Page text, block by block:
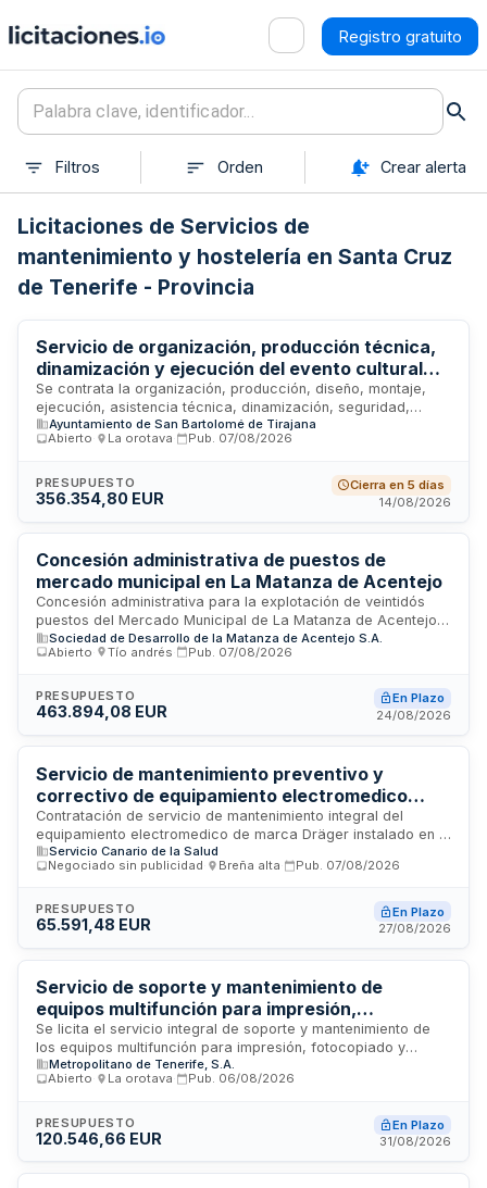
Registro gratuito
Filtros Orden Crear alerta
Licitaciones de Servicios de
mantenimiento y hostelería en Santa Cruz
de Tenerife - Provincia
Servicio de organización, producción técnica,
dinamización y ejecución del evento cultural
juvenil Maspaterror 2026 del Ayuntamiento de
San Bartolomé de Tirajana
Se contrata la organización, producción, diseño, montaje,
ejecución, asistencia técnica, dinamización, seguridad,
prevención, infraestructuras auxiliares, atención al público,
catering y desmontaje del evento juvenil y cultural
Bartolomé de Tirajana licita este servicio mediante división
en seis lotes funcionales que abarcan producción técnica,
infraestructuras temporales y atención al público. La
prestación incluye cobertura integral de todas las zonas del
evento, equipamiento profesional, personal técnico
especializado y servicios complementarios necesarios para
el desarrollo correcto del evento.
Ayuntamiento de San Bartolomé de Tirajana
Abierto
La orotava Pub. 07/08/2026
PRESUPUESTO
356.354,80 EUR
Cierra en 5 días
14/08/2026
Concesión administrativa de puestos de
mercado municipal en La Matanza de Acentejo
Concesión administrativa para la explotación de veintidós
puestos del Mercado Municipal de La Matanza de Acentejo,
ubicado en la Carretera General del Norte. La Sociedad de
Desarrollo de La Matanza de Acentejo licita el uso privativo
gastronómico y de alimentación, incluyendo la realización de
obras de adecuación y puesta en funcionamiento
Sociedad de Desarrollo de la Matanza de Acentejo S.A.
Abierto
Tío andrés Pub. 07/08/2026
PRESUPUESTO
463.894,08 EUR
En Plazo
24/08/2026
Servicio de mantenimiento preventivo y
correctivo de equipamiento electromedico
Dräger en el Hospital Universitario de La Palma
Contratación de servicio de mantenimiento integral del
equipamiento electromedico de marca Dräger instalado en el
Hospital Universitario de La Palma. El contratista debe
aportar todos los equipos, herramientas y materiales
correctivo, cumpliendo normativa técnico-legal aplicable a
productos sanitarios, compatibilidad electromagnética y
formación de personal, vigilancia de la salud y
certificaciones de prevención de riesgos laborales.
Servicio Canario de la Salud
Negociado sin publicidad
Breña alta Pub. 07/08/2026
PRESUPUESTO
65.591,48 EUR
En Plazo
27/08/2026
Servicio de soporte y mantenimiento de
equipos multifunción para impresión,
fotocopiado y escaneado - Metropolitano de
Tenerife
Se licita el servicio integral de soporte y mantenimiento de
los equipos multifunción para impresión, fotocopiado y
escaneado que Metropolitano de Tenerife tiene instalados en
sus dependencias, así como de los nuevos equipos que se
mantenimiento preventivo y correctivo de toda la flota de
equipos de reprografía del organismo, garantizando la
funcionamiento de la empresa pública de transporte.
Metropolitano de Tenerife, S.A.
Abierto
La orotava Pub. 06/08/2026
PRESUPUESTO
120.546,66 EUR
En Plazo
31/08/2026